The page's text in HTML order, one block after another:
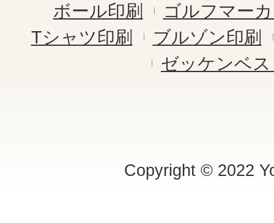
ボール印刷
ゴルフマー
Tシャツ印刷
ブルゾン印刷
ゼッケンベ
Copyright © 2022